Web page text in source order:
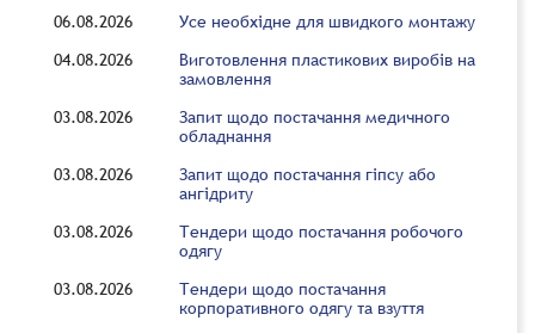
06.08.2026
Усе необхідне для швидкого монтажу
04.08.2026
Виготовлення пластикових виробів на
замовлення
03.08.2026
Запит щодо постачання медичного
обладнання
03.08.2026
Запит щодо постачання гіпсу або
ангідриту
03.08.2026
Тендери щодо постачання робочого
одягу
03.08.2026
Тендери щодо постачання
корпоративного одягу та взуття